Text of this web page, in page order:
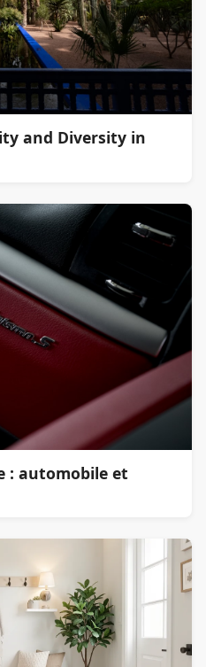
and Diversity in
: automobile et